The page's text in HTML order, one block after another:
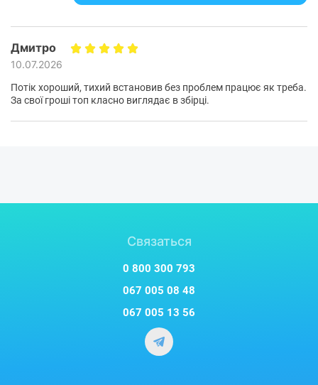
Дмитро
10.07.2026
Потік хороший, тихий встановив без проблем працює як треба.
За свої гроші топ класно виглядає в збірці.
Связаться
0 800 300 793
067 005 08 48
067 005 13 56